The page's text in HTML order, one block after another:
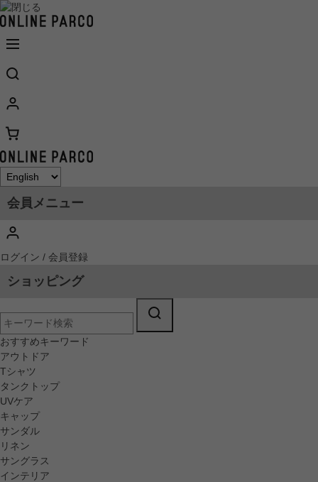
会員メニュー
ログイン / 会員登録
ショッピング
おすすめキーワード
アウトドア
Tシャツ
タンクトップ
UVケア
キャップ
サンダル
リネン
サングラス
インテリア